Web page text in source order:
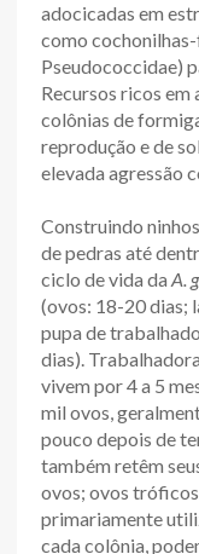
adocicadas em
como
Pseudococcidae)
Recursos ricos em
colônias de
reprodução e de
elevada agressão
Construindo
de pedras até
ciclo de vida da A.
(ovos: 18-20 dias;
pupa de
dias).
vivem por 4 a 5
mil ovos,
pouco depois de
também retêm
ovos; ovos
primariamente
cada colônia,